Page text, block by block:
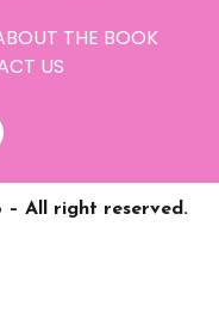
THE BOOK
US
All right reserved.